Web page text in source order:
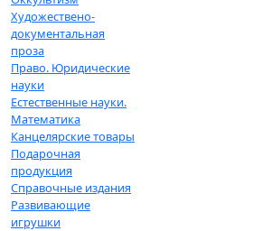
Художествено-
документальная
проза
Право. Юридические
науки
Естественные науки.
Математика
Канцелярские товары
Подарочная
продукция
Справочные издания
Развивающие
игрушки